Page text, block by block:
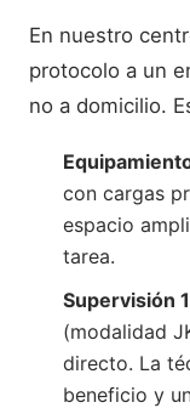
En nuestro
protocolo a un
no a domicilio.
con cargas
espacio
tarea.
Supervisión
(modalidad
directo. La
beneficio y